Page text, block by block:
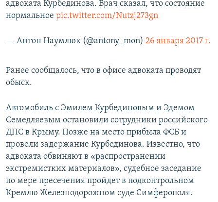
адвоката Курбединова. Врач сказал, что состояние
нормальное pic.twitter.com/Nutzj273gn
— Антон Наумлюк (@antony_mon) 26 января 2017 г.
Ранее сообщалось, что в офисе адвоката проводят
обыск.
Автомобиль с Эмилем Курбединовым и Эдемом
Семедляевым остановили сотрудники российского
ДПС в Крыму. Позже на место прибыла ФСБ и
провели задержание Курбединова. Известно, что
адвоката обвиняют в «распространении
экстремистких материалов», судебное заседание
по мере пресечения пройдет в подконтрольном
Кремлю Железнодорожном суде Симферополя.